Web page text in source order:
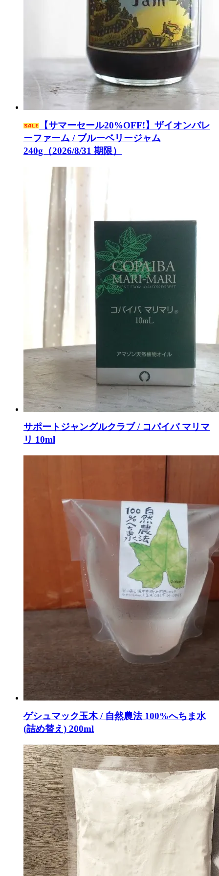
【サマーセール20%OFF!】ザイオンバレ
ーファーム / ブルーベリージャム
240g（2026/8/31 期限）
サポートジャングルクラブ / コパイバ マリマ
リ 10ml
ゲシュマック玉木 / 自然農法 100%へちま水
(詰め替え) 200ml